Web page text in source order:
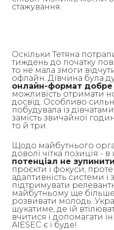
стажування.
Оскільки Тетяна
тиждень до початку
то не мала змоги
офлайн. Дівчина була
онлайн-формат добре
можливість отримати
досвід. Особливо
побудувала із
замість звичайної
то й три.
Щодо майбутнього
доволі чітка позиція - в
потенціал не зупинити
проєкти і фокуси, проте
адаптивність системи і
підтримувати
майбутньому ще більше
розвивати молодь.
шукатиме, де їй
вчитися і допомагати
AIESEC є і буде!